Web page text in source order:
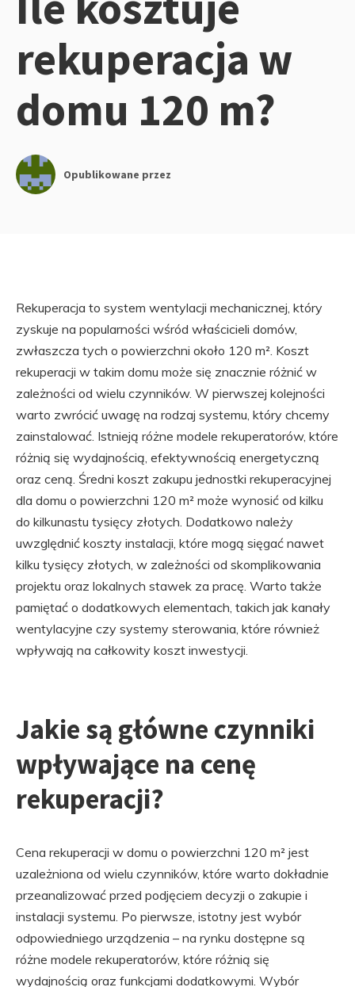
rekuperacja w
domu 120 m?
Opublikowane przez
Rekuperacja to system wentylacji mechanicznej, który
zyskuje na popularności wśród właścicieli domów,
zwłaszcza tych o powierzchni około 120 m². Koszt
rekuperacji w takim domu może się znacznie różnić w
zależności od wielu czynników. W pierwszej kolejności
warto zwrócić uwagę na rodzaj systemu, który chcemy
zainstalować. Istnieją różne modele rekuperatorów, które
różnią się wydajnością, efektywnością energetyczną
oraz ceną. Średni koszt zakupu jednostki rekuperacyjnej
dla domu o powierzchni 120 m² może wynosić od kilku
do kilkunastu tysięcy złotych. Dodatkowo należy
uwzględnić koszty instalacji, które mogą sięgać nawet
kilku tysięcy złotych, w zależności od skomplikowania
projektu oraz lokalnych stawek za pracę. Warto także
pamiętać o dodatkowych elementach, takich jak kanały
wentylacyjne czy systemy sterowania, które również
wpływają na całkowity koszt inwestycji.
Jakie są główne czynniki
wpływające na cenę
rekuperacji?
Cena rekuperacji w domu o powierzchni 120 m² jest
uzależniona od wielu czynników, które warto dokładnie
przeanalizować przed podjęciem decyzji o zakupie i
instalacji systemu. Po pierwsze, istotny jest wybór
odpowiedniego urządzenia – na rynku dostępne są
różne modele rekuperatorów, które różnią się
wydajnością oraz funkcjami dodatkowymi. Wybór